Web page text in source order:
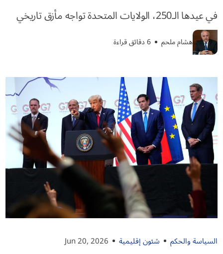
في عيدها الـ250، الولايات المتحدة تواجه مأزق تاريخي
هشام ملحم 6 دقائق قراءة
السياسة والحكم شئون إقليمية Jun 20, 2026